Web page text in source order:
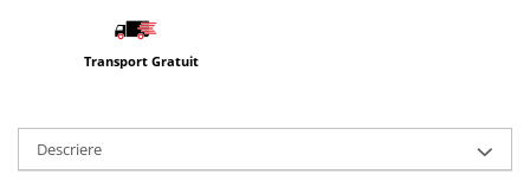
Transport Gratuit
Descriere